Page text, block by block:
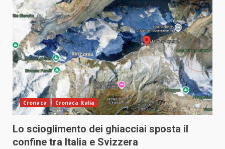
Cronaca Cronaca Italia
Lo scioglimento dei ghiacciai sposta il
confine tra Italia e Svizzera